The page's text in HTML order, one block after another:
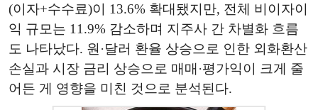
(이자+수수료)이 13.6% 확대됐지만, 전체 비이자이
익 규모는 11.9% 감소하며 지주사 간 차별화 흐름
도 나타났다. 원·달러 환율 상승으로 인한 외화환산
손실과 시장 금리 상승으로 매매·평가익이 크게 줄
어든 게 영향을 미친 것으로 분석된다.